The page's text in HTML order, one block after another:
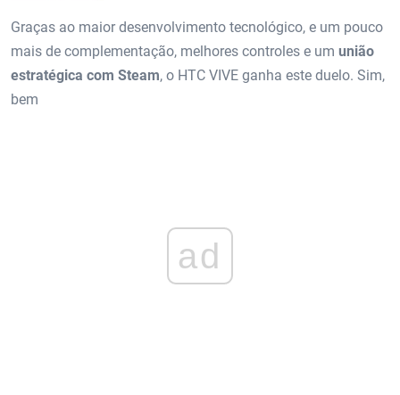
Graças ao maior desenvolvimento tecnológico, e um pouco
mais de complementação, melhores controles e um união
estratégica com Steam, o HTC VIVE ganha este duelo. Sim,
bem
ad